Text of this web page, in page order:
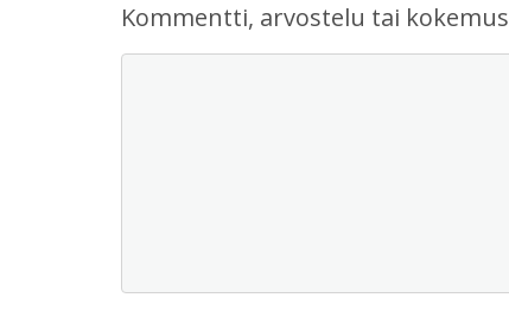
Kommentti, arvostelu tai kokemus